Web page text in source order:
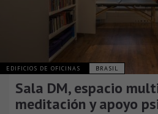
EDIFICIOS DE OFICINAS BRASIL
Sala DM, espacio
meditación y apoyo